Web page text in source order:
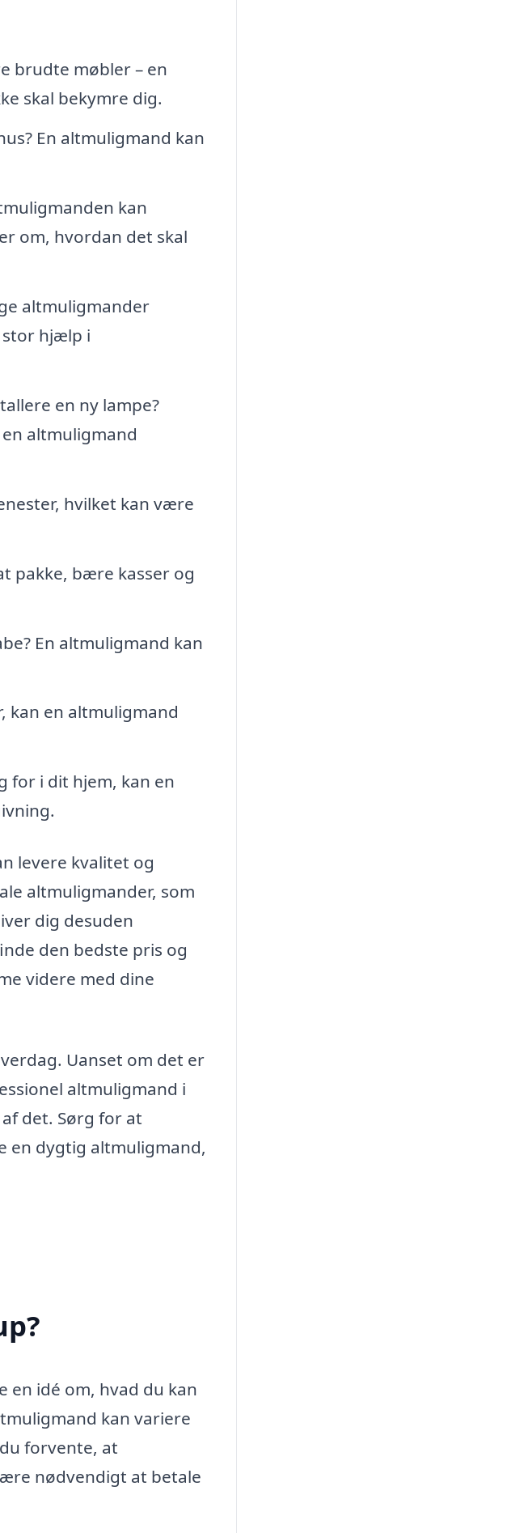
brudte møbler – en
skal bekymre dig.
En altmuligmand kan
kan
om, hvordan det skal
altmuligmander
stor hjælp i
en ny lampe?
altmuligmand
hvilket kan være
pakke, bære kasser og
En altmuligmand kan
kan en altmuligmand
for i dit hjem, kan en
levere kvalitet og
altmuligmander, som
dig desuden
den bedste pris og
videre med dine
Uanset om det er
altmuligmand i
det. Sørg for at
en dygtig altmuligmand,
en idé om, hvad du kan
kan variere
forvente, at
nødvendigt at betale